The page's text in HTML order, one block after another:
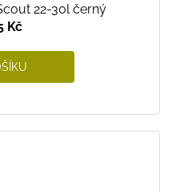
22-30l černý
Kč